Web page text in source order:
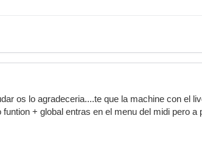
os lo agradeceria....te que la machine con el
+ global entras en el menu del midi pero